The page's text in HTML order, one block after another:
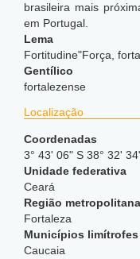
brasileira mais
em Portugal.
Lema
Fortitudine"Força,
Gentílico
fortalezense
Localização
Coordenadas
3° 43' 06" S 38° 32'
Unidade federativa
Ceará
Região metropolitana
Fortaleza
Municípios limítrofes
Caucaia